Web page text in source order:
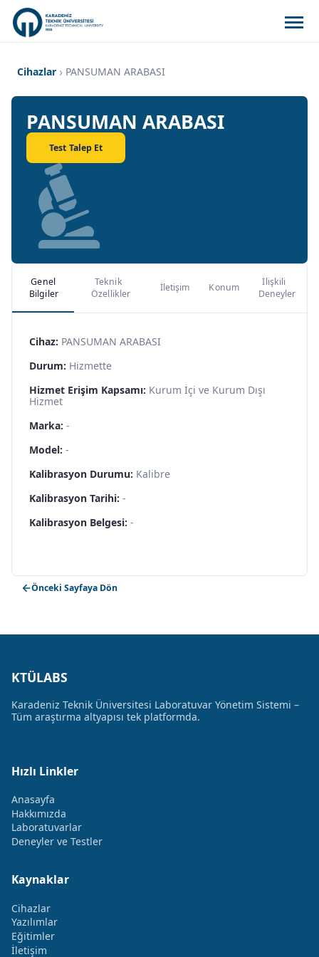
Cihazlar PANSUMAN ARABASI
PANSUMAN ARABASI
Test Talep Et
Genel
Bilgiler
Teknik
Özellikler
İletişim Konum
İlişkili
Deneyler
Cihaz: PANSUMAN ARABASI
Durum: Hizmette
Hizmet Erişim Kapsamı: Kurum İçi ve Kurum Dışı
Hizmet
Marka: -
Model: -
Kalibrasyon Durumu: Kalibre
Kalibrasyon Tarihi: -
Kalibrasyon Belgesi: -
Önceki Sayfaya Dön
KTÜLABS
Karadeniz Teknik Üniversitesi Laboratuvar Yönetim Sistemi –
Tüm araştırma altyapısı tek platformda.
Hızlı Linkler
Anasayfa
Hakkımızda
Laboratuvarlar
Deneyler ve Testler
Kaynaklar
Cihazlar
Yazılımlar
Eğitimler
İletişim